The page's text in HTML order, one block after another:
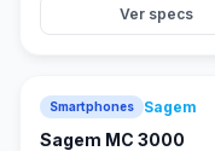
Ver specs
Smartphones Sagem
Sagem MC 3000